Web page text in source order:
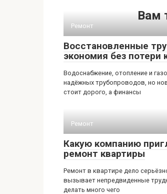
Вам
Ремонт
Восстановленные
экономия без потери
Водоснабжение, отопление и
надёжных трубопроводов, но
стоит дорого, а финансы
Ремонт
Какую компанию
ремонт квартиры
Ремонт в квартире дело
вызывает непредвиденные
делать много чего